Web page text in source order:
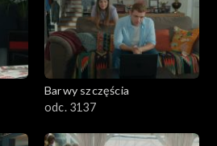
Barwy szczęścia
odc. 3137